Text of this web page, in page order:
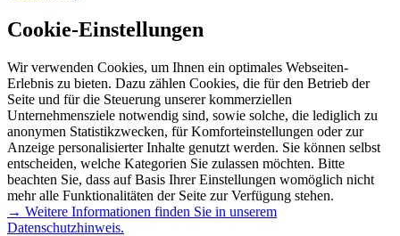
Cookie-Einstellungen
Wir verwenden Cookies, um Ihnen ein optimales Webseiten-
Erlebnis zu bieten. Dazu zählen Cookies, die für den Betrieb der
Seite und für die Steuerung unserer kommerziellen
Unternehmensziele notwendig sind, sowie solche, die lediglich zu
anonymen Statistikzwecken, für Komforteinstellungen oder zur
Anzeige personalisierter Inhalte genutzt werden. Sie können selbst
entscheiden, welche Kategorien Sie zulassen möchten. Bitte
beachten Sie, dass auf Basis Ihrer Einstellungen womöglich nicht
mehr alle Funktionalitäten der Seite zur Verfügung stehen.
→ Weitere Informationen finden Sie in unserem
Datenschutzhinweis.